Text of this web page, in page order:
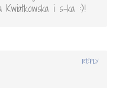
Kwiatkowska i s-ka :)!
REPLY